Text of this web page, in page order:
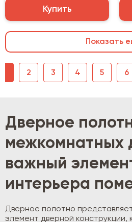
Купить
Показать
2 3 4 5 6
Дверное
межкомнатных
важный
интерьера
Дверное полотно
элемент дверной конструкции,